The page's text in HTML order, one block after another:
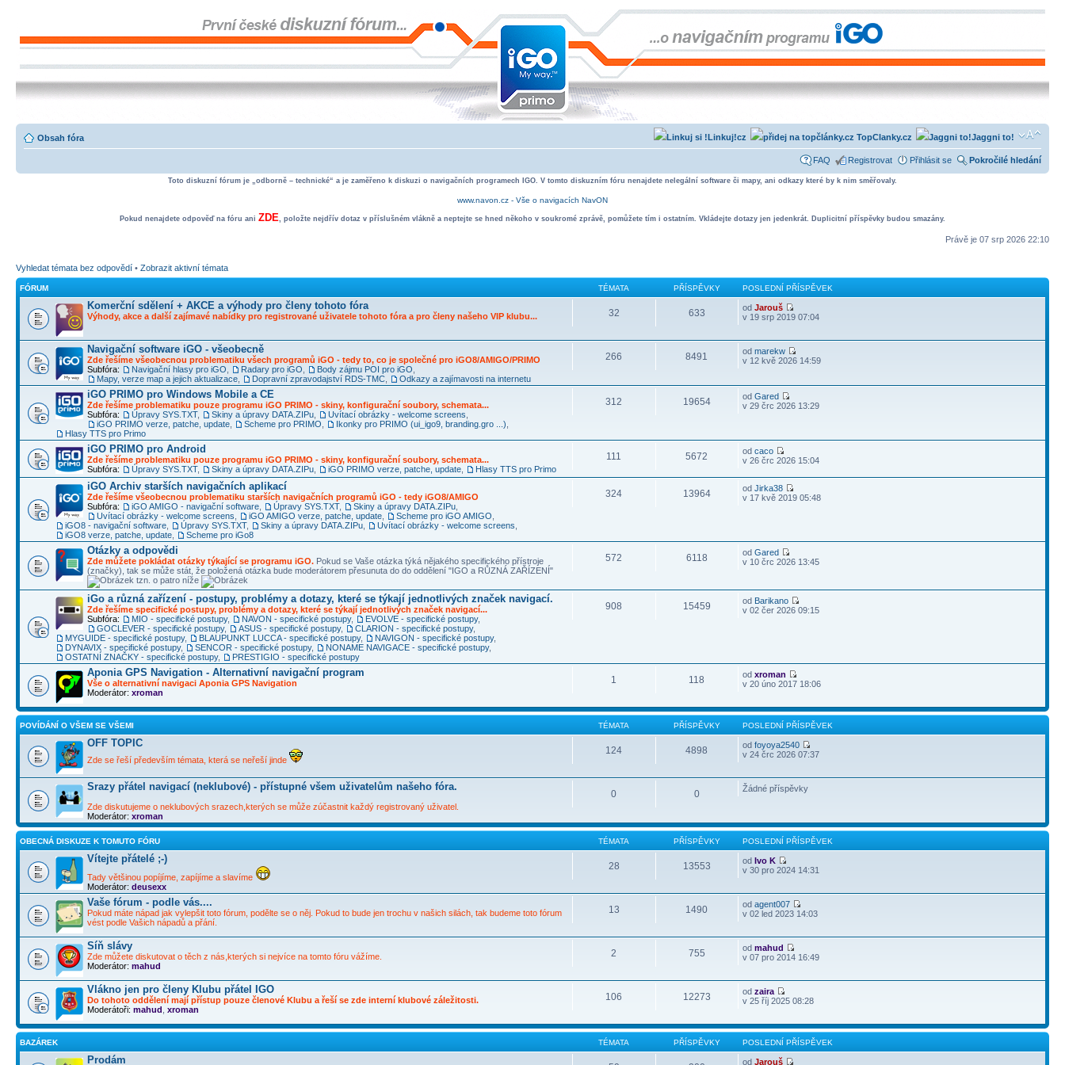
Obsah fóra Jaggni to!
TopClanky.cz
Linkuj!cz
FAQ Registrovat Přihlásit se Pokročilé hledání
Toto diskuzní fórum je „odborně – technické“ a je zaměřeno k diskuzi o navigačních programech IGO. V tomto diskuzním fóru nenajdete nelegální software či mapy, ani odkazy které by k nim směřovaly.
www.navon.cz - Vše o navigacích NavON
Pokud nenajdete odpověď na fóru ani ZDE, položte nejdřív dotaz v příslušném vlákně a neptejte se hned někoho v soukromé zprávě, pomůžete tím i ostatním. Vkládejte dotazy jen jedenkrát. Duplicitní příspěvky budou smazány.
Právě je 07 srp 2026 22:10
Vyhledat témata bez odpovědí • Zobrazit aktivní témata
FÓRUM TÉMATA PŘÍSPĚVKY POSLEDNÍ PŘÍSPĚVEK
Komerční sdělení + AKCE a výhody pro členy tohoto fóra
Výhody, akce a další zajímavé nabídky pro registrované uživatele tohoto fóra a pro členy našeho VIP klubu... 32 633 odJarouš
v 19 srp 2019 07:04
Navigační software iGO - všeobecně
Zde řešíme všeobecnou problematiku všech programů iGO - tedy to, co je společné pro iGO8/AMIGO/PRIMO
Subfóra:
Navigační hlasy pro iGO Radary pro iGO Body zájmu POI pro iGO
Mapy, verze map a jejich aktualizace
Dopravní zpravodajství RDS-TMC Odkazy a zajímavosti na internetu
266 8491 odmarekw
v 12 kvě 2026 14:59
iGO PRIMO pro Windows Mobile a CE
Zde řešíme problematiku pouze programu iGO PRIMO - skiny, konfigurační soubory, schemata...
Subfóra:
Úpravy SYS.TXT, Skiny a úpravy DATA.ZIPu Uvítací obrázky - welcome screens
iGO PRIMO verze, patche, update
Scheme pro PRIMO Ikonky pro PRIMO (ui_igo9, branding.gro ...)
Hlasy TTS pro Primo
312 19654 odGared
v 29 črc 2026 13:29
iGO PRIMO pro Android
Zde řešíme problematiku pouze programu iGO PRIMO - skiny, konfigurační soubory, schemata...
Subfóra:
Úpravy SYS.TXT, Skiny a úpravy DATA.ZIPu iGO PRIMO verze, patche, update Hlasy TTS pro Primo
111 5672 odcaco
v 26 črc 2026 15:04
iGO Archiv starších navigačních aplikací
Zde řešíme všeobecnou problematiku starších navigačních programů iGO - tedy iGO8/AMIGO
Subfóra:
iGO AMIGO - navigační software Úpravy SYS.TXT, Skiny a úpravy DATA.ZIPu
Uvítací obrázky - welcome screens
iGO AMIGO verze, patche, update Scheme pro iGO AMIGO
iGO8 - navigační software
Úpravy SYS.TXT, Skiny a úpravy DATA.ZIPu Uvítací obrázky - welcome screens
iGO8 verze, patche, update
Scheme pro iGo8
324 13964 odJirka38
v 17 kvě 2019 05:48
Otázky a odpovědi
Zde můžete pokládat otázky týkající se programu iGO. Pokud se Vaše otázka týká nějakého specifického přístroje
(značky), tak se může stát, že položená otázka bude moderátorem přesunuta do do oddělení "IGO a RŮZNÁ ZAŘÍZENÍ"
tzn. o patro níže
572 6118 odGared
v 10 črc 2026 13:45
iGo a různá zařízení - postupy, problémy a dotazy, které se týkají jednotlivých značek navigací.
Zde řešíme specifické postupy, problémy a dotazy, které se týkají jednotlivých značek navigací...
Subfóra:
MIO - specifické postupy, NAVON - specifické postupy, EVOLVE - specifické postupy,
GOCLEVER - specifické postupy, ASUS - specifické postupy, CLARION - specifické postupy,
MYGUIDE - specifické postupy, BLAUPUNKT LUCCA - specifické postupy, NAVIGON - specifické postupy,
DYNAVIX - specifické postupy, SENCOR - specifické postupy, NONAME NAVIGACE - specifické postupy,
OSTATNÍ ZNAČKY - specifické postupy, PRESTIGIO - specifické postupy
908 15459 od Barikano
v 02 čer 2026 09:15
Aponia GPS Navigation - Alternativní navigační program
Vše o alternativní navigaci Aponia GPS Navigation
Moderátor: xroman
1 118 odxroman
v 20 úno 2017 18:06
POVÍDÁNÍ O VŠEM SE VŠEMI TÉMATA PŘÍSPĚVKY POSLEDNÍ PŘÍSPĚVEK
OFF TOPIC
Zde se řeší především témata, která se neřeší jinde
124 4898 odfoyoya2540
v 24 črc 2026 07:37
Srazy přátel navigací (neklubové) - přístupné všem uživatelům našeho fóra.
Zde diskutujeme o neklubových srazech,kterých se může zúčastnit každý registrovaný uživatel.
Moderátor: xroman
0 0 Žádné příspěvky
OBECNÁ DISKUZE K TOMUTO FÓRU TÉMATA PŘÍSPĚVKY POSLEDNÍ PŘÍSPĚVEK
Vítejte přátelé ;-)
Tady většinou popíjíme, zapíjíme a slavíme
Moderátor: deusexx
28 13553 odIvo K
v 30 pro 2024 14:31
Vaše fórum - podle vás....
Pokud máte nápad jak vylepšit toto fórum, podělte se o něj. Pokud to bude jen trochu v našich silách, tak budeme toto fórum
vést podle Vašich nápadů a přání.
13 1490 odagent007
v 02 led 2023 14:03
Síň slávy
Zde můžete diskutovat o těch z nás,kterých si nejvíce na tomto fóru vážíme.
Moderátor: mahud
2 755 odmahud
v 07 pro 2014 16:49
Vlákno jen pro členy Klubu přátel IGO
Do tohoto oddělení mají přístup pouze členové Klubu a řeší se zde interní klubové záležitosti.
Moderátoři: mahud xroman
106 12273 odzaira
v 25 říj 2025 08:28
BAZÁREK TÉMATA PŘÍSPĚVKY POSLEDNÍ PŘÍSPĚVEK
Prodám odJarouš